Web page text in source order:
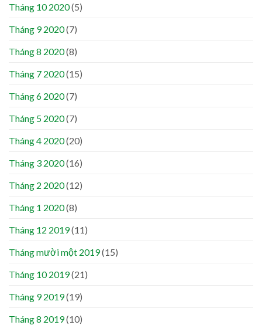
Tháng 10 2020(5)
Tháng 9 2020(7)
Tháng 8 2020(8)
Tháng 7 2020(15)
Tháng 6 2020(7)
Tháng 5 2020(7)
Tháng 4 2020(20)
Tháng 3 2020(16)
Tháng 2 2020(12)
Tháng 1 2020(8)
Tháng 12 2019(11)
Tháng mười một 2019(15)
Tháng 10 2019(21)
Tháng 9 2019(19)
Tháng 8 2019(10)